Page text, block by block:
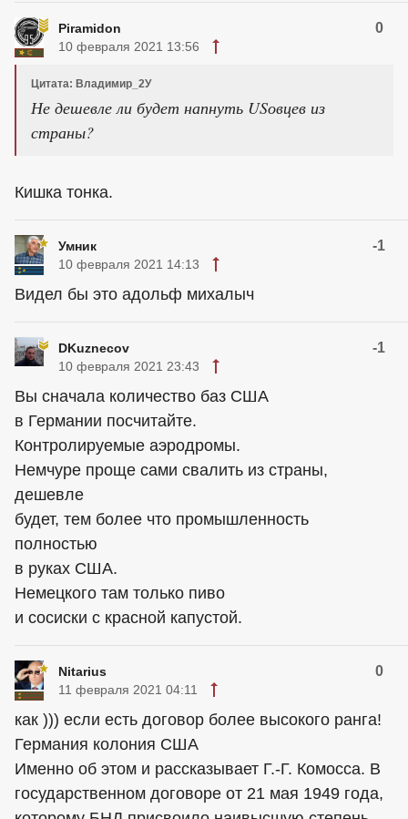
Piramidon 0
10 февраля 2021 13:56
Цитата: Владимир_2У
Не дешевле ли будет напнуть USовцев из
страны?
Кишка тонка.
Умник -1
10 февраля 2021 14:13
Видел бы это адольф михалыч
DKuznecov -1
10 февраля 2021 23:43
Вы сначала количество баз США
в Германии посчитайте.
Контролируемые аэродромы.
Немчуре проще сами свалить из страны,
дешевле
будет, тем более что промышленность
полностью
в руках США.
Немецкого там только пиво
и сосиски с красной капустой.
Nitarius 0
11 февраля 2021 04:11
как ))) если есть договор более высокого ранга!
Германия колония США
Именно об этом и рассказывает Г.-Г. Комосса. В
государственном договоре от 21 мая 1949 года,